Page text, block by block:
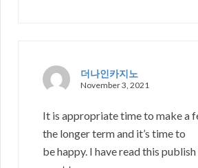
더나인카지노
November 3, 2021
It is appropriate time to make a
the longer term and it’s time to
be happy. I have read this